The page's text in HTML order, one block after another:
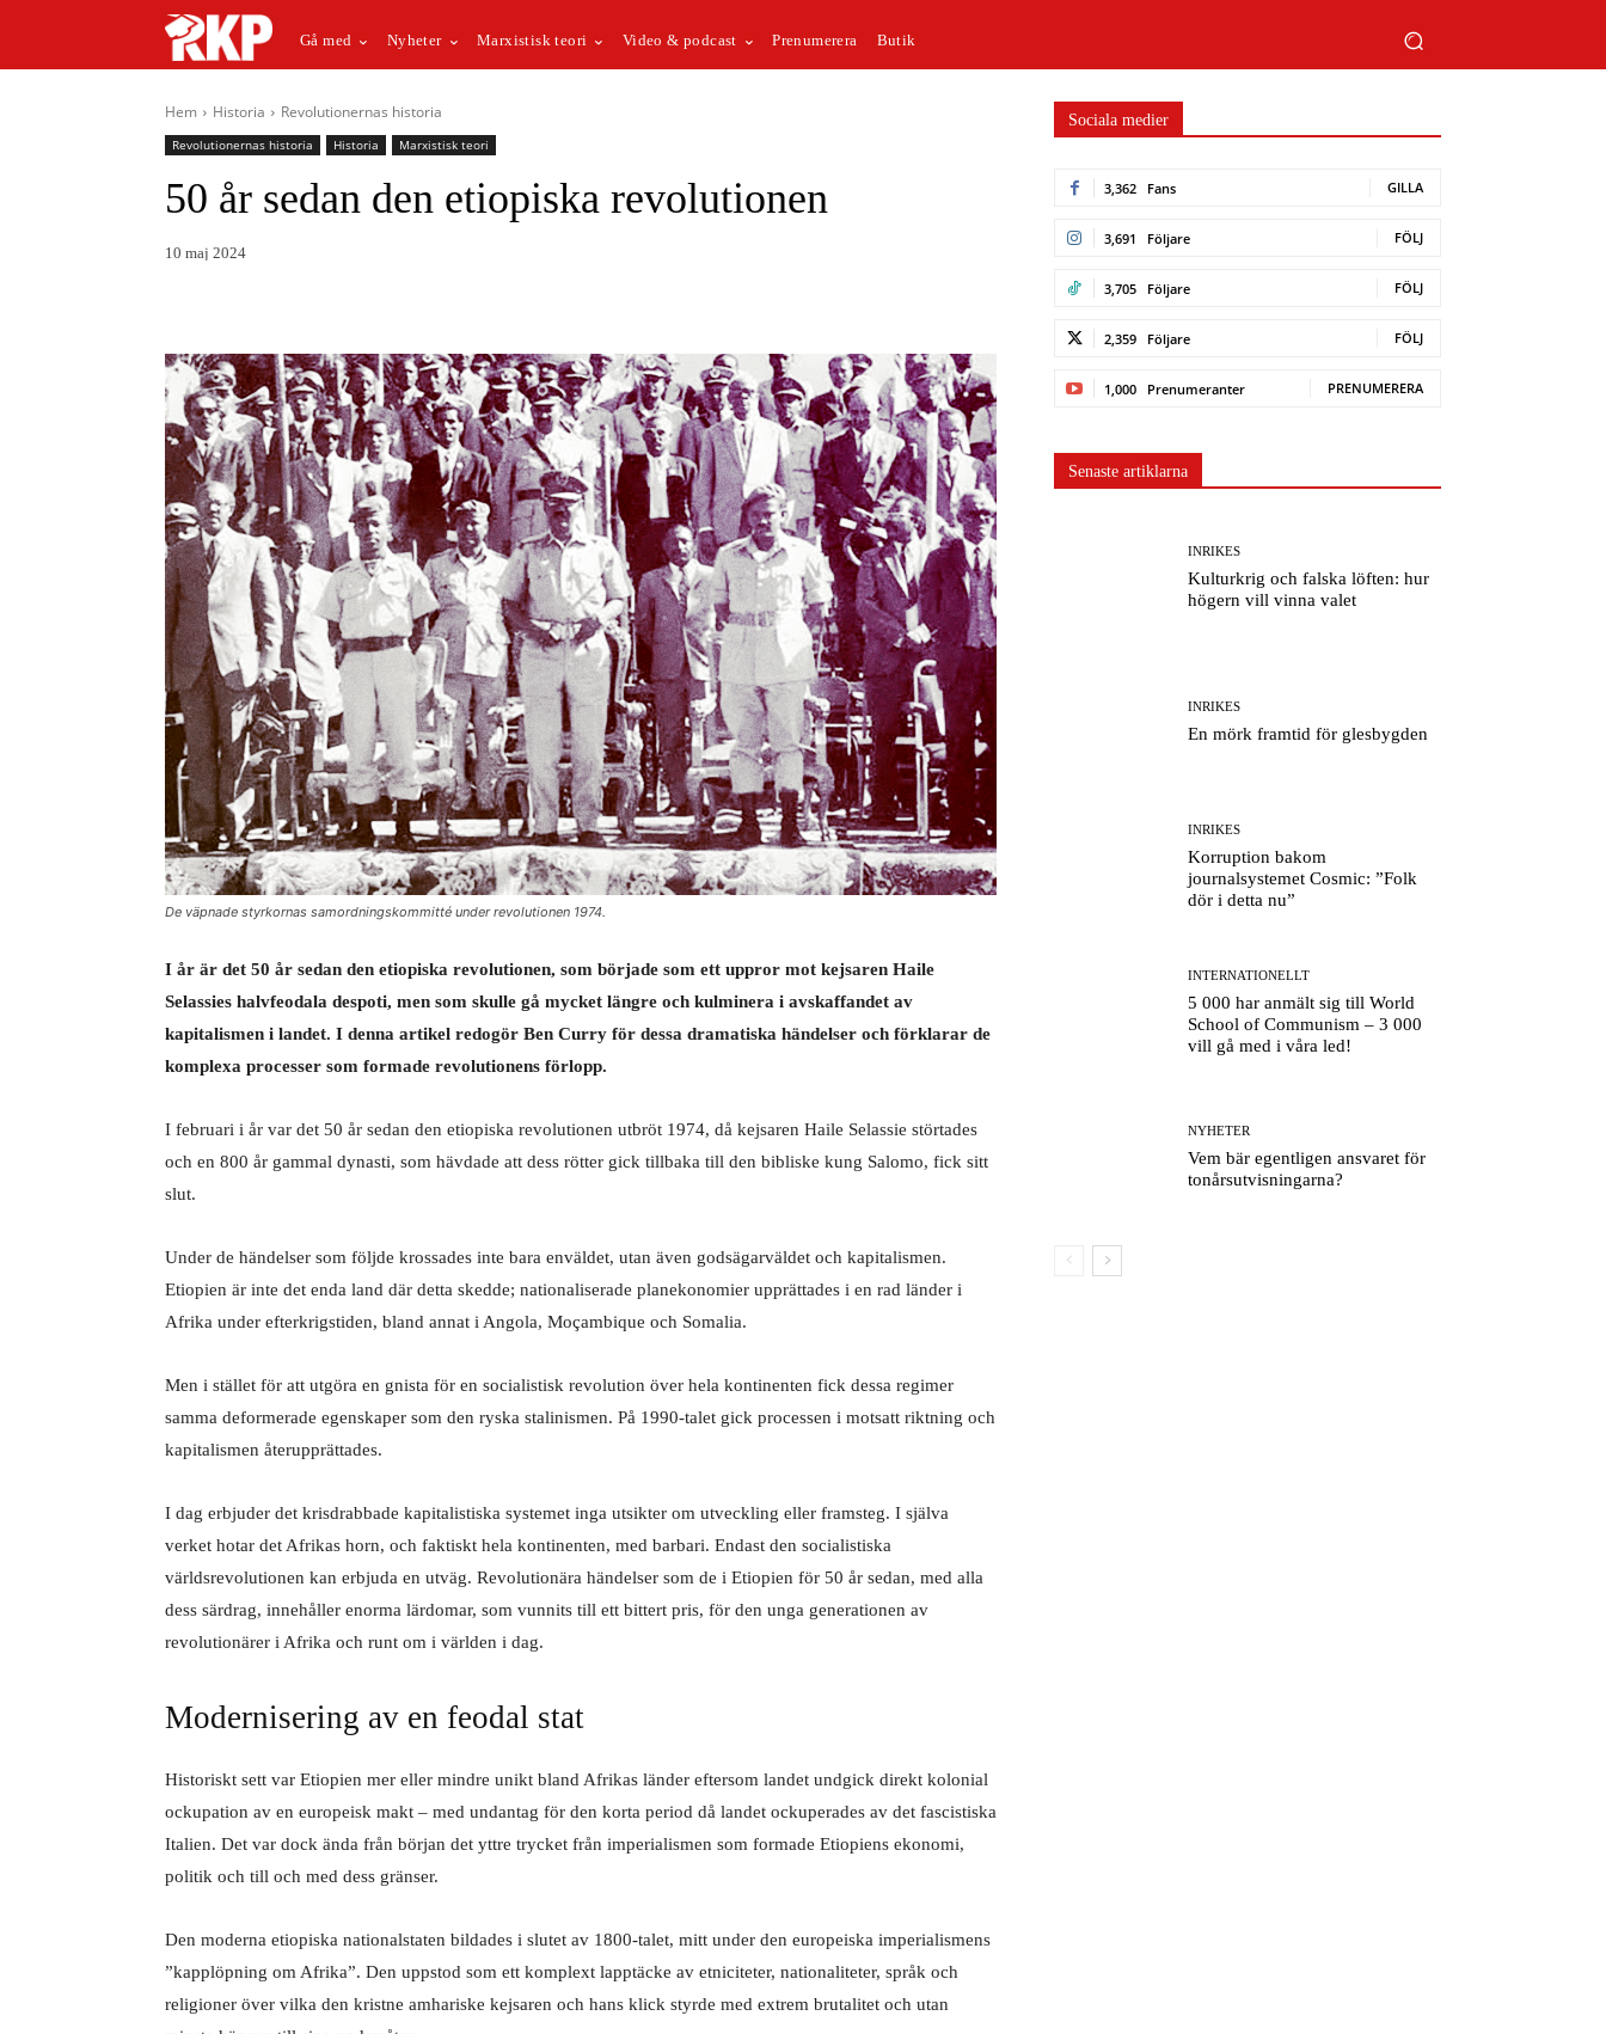
Gå med Nyheter Marxistisk teori Video & podcast Prenumerera Butik
Hem Historia Revolutionernas historia
Revolutionernas historia Historia Marxistisk teori
50 år sedan den etiopiska revolutionen
10 maj 2024
De väpnade styrkornas samordningskommitté under revolutionen 1974.
I år är det 50 år sedan den etiopiska revolutionen, som började som ett uppror mot kejsaren Haile
Selassies halvfeodala despoti, men som skulle gå mycket längre och kulminera i avskaffandet av
kapitalismen i landet. I denna artikel redogör Ben Curry för dessa dramatiska händelser och förklarar de
komplexa processer som formade revolutionens förlopp.
I februari i år var det 50 år sedan den etiopiska revolutionen utbröt 1974, då kejsaren Haile Selassie störtades
och en 800 år gammal dynasti, som hävdade att dess rötter gick tillbaka till den bibliske kung Salomo, fick sitt
slut.
Under de händelser som följde krossades inte bara enväldet, utan även godsägarväldet och kapitalismen.
Etiopien är inte det enda land där detta skedde; nationaliserade planekonomier upprättades i en rad länder i
Afrika under efterkrigstiden, bland annat i Angola, Moçambique och Somalia.
Men i stället för att utgöra en gnista för en socialistisk revolution över hela kontinenten fick dessa regimer
samma deformerade egenskaper som den ryska stalinismen. På 1990-talet gick processen i motsatt riktning och
kapitalismen återupprättades.
I dag erbjuder det krisdrabbade kapitalistiska systemet inga utsikter om utveckling eller framsteg. I själva
verket hotar det Afrikas horn, och faktiskt hela kontinenten, med barbari. Endast den socialistiska
världsrevolutionen kan erbjuda en utväg. Revolutionära händelser som de i Etiopien för 50 år sedan, med alla
dess särdrag, innehåller enorma lärdomar, som vunnits till ett bittert pris, för den unga generationen av
revolutionärer i Afrika och runt om i världen i dag.
Modernisering av en feodal stat
Historiskt sett var Etiopien mer eller mindre unikt bland Afrikas länder eftersom landet undgick direkt kolonial
ockupation av en europeisk makt – med undantag för den korta period då landet ockuperades av det fascistiska
Italien. Det var dock ända från början det yttre trycket från imperialismen som formade Etiopiens ekonomi,
politik och till och med dess gränser.
Den moderna etiopiska nationalstaten bildades i slutet av 1800-talet, mitt under den europeiska imperialismens
”kapplöpning om Afrika”. Den uppstod som ett komplext lapptäcke av etniciteter, nationaliteter, språk och
religioner över vilka den kristne amhariske kejsaren och hans klick styrde med extrem brutalitet och utan
Sociala medier
3,362 Fans GILLA
3,691 Följare FÖLJ
3,705 Följare FÖLJ
2,359 Följare FÖLJ
1,000 Prenumeranter PRENUMERERA
Senaste artiklarna
INRIKES
Kulturkrig och falska löften: hur
högern vill vinna valet
INRIKES
En mörk framtid för glesbygden
INRIKES
Korruption bakom
journalsystemet Cosmic: ”Folk
dör i detta nu”
INTERNATIONELLT
5 000 har anmält sig till World
School of Communism – 3 000
vill gå med i våra led!
NYHETER
Vem bär egentligen ansvaret för
tonårsutvisningarna?